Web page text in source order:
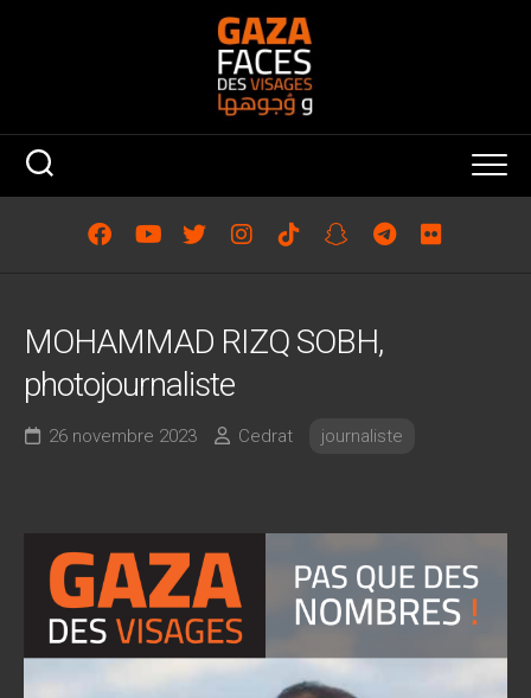
MOHAMMAD RIZQ SOBH,
photojournaliste
26 novembre 2023 Cedrat journaliste